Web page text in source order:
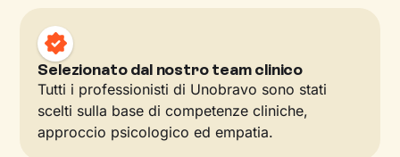
Selezionato dal nostro team clinico
Tutti i professionisti di Unobravo sono stati
scelti sulla base di competenze cliniche,
approccio psicologico ed empatia.